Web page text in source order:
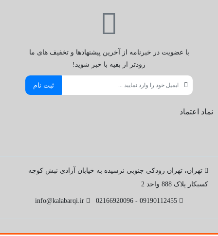
با عضویت در خبرنامه از آخرین پیشنهادها و تخفیف های ما
زودتر از بقیه با خبر شوید!
ثبت نام
نماد اعتماد
تهران، تهران رودکی جنوبی نرسیده به خیابان آزادی نبش کوچه
کسبکار پلاک 888 واحد 2
09190112455 - 02166920096
info@kalabarqi.ir